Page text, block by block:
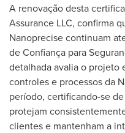
A renovação desta
Assurance LLC, confirma
Nanoprecise continuam
de Confiança para
detalhada avalia o projeto
controles e processos da
período, certificando-se
protejam
clientes e mantenham a